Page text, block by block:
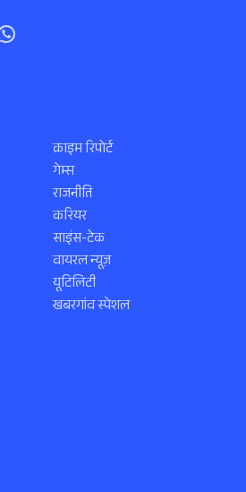
क्राइम रिपोर्ट
गेम्स
राजनीति
करियर
साइंस-टेक
वायरल न्यूज़
यूटिलिटी
खबरगांव स्पेशल